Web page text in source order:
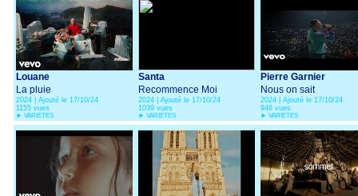
Louane
La pluie
2024 | Ajouté le 17/10/24
1155 vues
► VARIETES
Santa
Recommence Moi
2024 | Ajouté le 17/10/24
1039 vues
► VARIETES
Pierre Garnier
Nous on sait
2024 | Ajouté le 17/10/24
946 vues
► VARIETES